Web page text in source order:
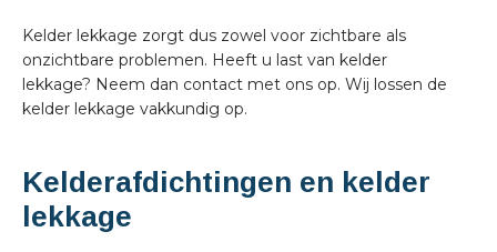
Kelder lekkage zorgt dus zowel voor zichtbare als
onzichtbare problemen. Heeft u last van kelder
lekkage? Neem dan contact met ons op. Wij lossen de
kelder lekkage vakkundig op.
Kelderafdichtingen en kelder
lekkage